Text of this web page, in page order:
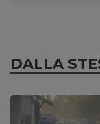
DALLA